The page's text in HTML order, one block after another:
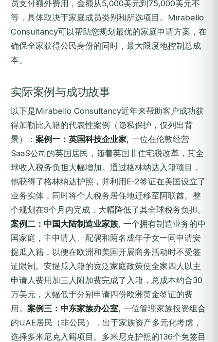
员支付额外费用，金额从5,000美元到75,000美元不
等，具体取决于家庭成员类别和所选项目。Mirabello
Consultancy可以帮助您规划最优的家庭申请方案，在
确保全家获得公民身份的同时，最大限度地控制总成
本。
实际案例与成功故事
以下是Mirabello Consultancy近年来帮助客户成功获
得加勒比入籍的代表性案例（隐私保护，仅列出背
景）： 案例一：英国科技企业家, 一位在伦敦经营
SaaS公司的英国居民，随着英国非住宅税改革，其全
球收入税务负担大幅增加。通过格林纳达入籍项目，
他获得了格林纳达护照，并利用E-2签证在美国设立了
业务实体，同时将个人税务居住地迁移至阿联酋。整
个规划在9个月内完成，大幅降低了其全球税务负担。
案例二：中国大陆制造业家族, 一个拥有制造业务的中
国家庭，主申请人、配偶和两名成年子女一同申请安
提瓜入籍，以便在欧洲和美国开展商务活动时不受签
证限制。安提瓜入籍的宽泛家庭政策使全家四人以主
申请人费用加三人附加费完成了入籍，总成本约合30
万美元，大幅低于分别申请四份欧洲黄金签证的费
用。 案例三：中东家族办公室, 一位管理家族投资组合
的UAE居民（非公民），出于家族资产多元化考虑，
选择多米尼克入籍项目。多米尼克护照的136个免签目